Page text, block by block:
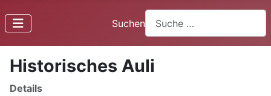
Suchen
Historisches Auli
Details